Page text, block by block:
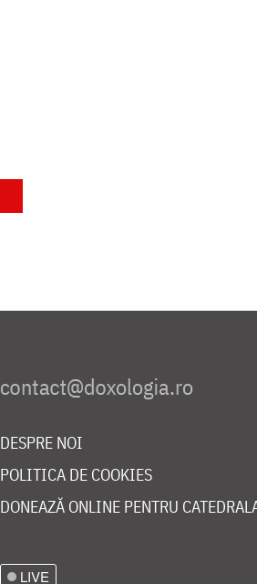
DESPRE NOI
POLITICA DE COOKIES
DONEAZĂ ONLINE PENTRU
LIVE